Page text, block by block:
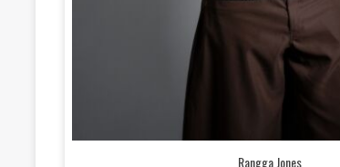
Rangga Jones